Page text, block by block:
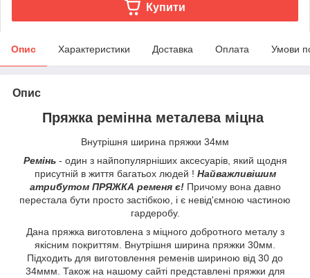
Купити
Опис Характеристики Доставка Оплата Умови
Опис
Пряжка ремінна металева міцна
Внутрішня ширина пряжки 34мм
Ремінь- один з найпопулярніших аксесуарів, який щодня
присутній в життя багатьох людей ! Найважливішим
атрибутом ПРЯЖКА ременя є! Причому вона давно
перестала бути просто застібкою, і є невід'ємною частиною
гардеробу.
Дана пряжка виготовлена з міцного добротного металу з
якісним покриттям. Внутрішня ширина пряжки 30мм.
Підходить для виготовлення ременів шириною від 30 до
34ммм. Також на нашому сайті представлені пряжки для